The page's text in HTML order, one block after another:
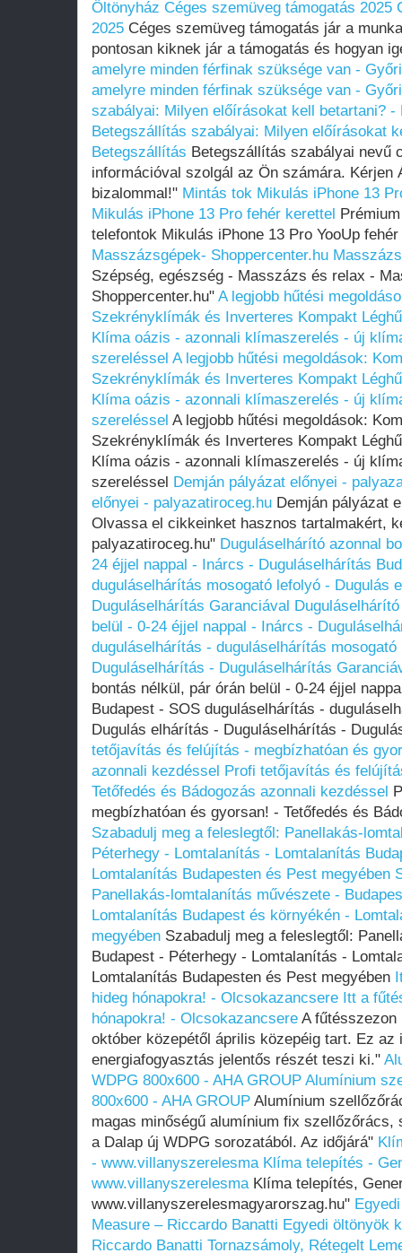
Öltönyház Céges szemüveg támogatás 2025
2025 Céges szemüveg támogatás jár a
pontosan kiknek jár a támogatás és hogyan
amelyre minden férfinak szüksége van -
amelyre minden férfinak szüksége van -
szabályai: Milyen előírásokat kell betartani?
Betegszállítás szabályai: Milyen előírásokat
Betegszállítás Betegszállítás szabályai nevű
információval szolgál az Ön számára. Kérjen
bizalommal!" Mintás tok Mikulás iPhone 13
Mikulás iPhone 13 Pro fehér kerettel
telefontok Mikulás iPhone 13 Pro YooUp
Masszázsgépek- Shoppercenter.hu
Szépség, egészség - Masszázs és relax -
Shoppercenter.hu" A legjobb hűtési
Szekrényklímák és Inverteres Kompakt
Klíma oázis - azonnali klímaszerelés - új
szereléssel A legjobb hűtési megoldások:
Szekrényklímák és Inverteres Kompakt
Klíma oázis - azonnali klímaszerelés - új
szereléssel A legjobb hűtési megoldások:
Szekrényklímák és Inverteres Kompakt
Klíma oázis - azonnali klímaszerelés - új
szereléssel Demján pályázat előnyei -
előnyei - palyazatiroceg.hu Demján pályázat
Olvassa el cikkeinket hasznos tartalmakért,
palyazatiroceg.hu" Duguláselhárító azonnal
24 éjjel nappal - Inárcs - Duguláselhárítás
duguláselhárítás mosogató lefolyó - Dugulás
Duguláselhárítás Garanciával
belül - 0-24 éjjel nappal - Inárcs -
duguláselhárítás - duguláselhárítás
Duguláselhárítás - Duguláselhárítás
bontás nélkül, pár órán belül - 0-24 éjjel
Budapest - SOS duguláselhárítás -
Dugulás elhárítás - Duguláselhárítás -
tetőjavítás és felújítás - megbízhatóan és
azonnali kezdéssel Profi tetőjavítás és
Tetőfedés és Bádogozás azonnali kezdéssel
megbízhatóan és gyorsan! - Tetőfedés és
Szabadulj meg a feleslegtől: Panellakás-
Péterhegy - Lomtalanítás - Lomtalanítás
Lomtalanítás Budapesten és Pest megyében
Panellakás-lomtalanítás művészete -
Lomtalanítás Budapest és környékén -
megyében Szabadulj meg a feleslegtől:
Budapest - Péterhegy - Lomtalanítás -
Lomtalanítás Budapesten és Pest megyében
hideg hónapokra! - Olcsokazancsere Itt a
hónapokra! - Olcsokazancsere A fűtésszezon
október közepétől április közepéig tart. Ez az
energiafogyasztás jelentős részét teszi ki."
WDPG 800x600 - AHA GROUP Alumínium
800x600 - AHA GROUP Alumínium
magas minőségű alumínium fix
a Dalap új WDPG sorozatából. Az időjárá"
- www.villanyszerelesma Klíma telepítés -
www.villanyszerelesmaKlíma telepítés,
www.villanyszerelesmagyarorszag.hu"
Measure – Riccardo Banatti Egyedi öltönyök
Riccardo Banatti Tornazsámoly, Rétegelt